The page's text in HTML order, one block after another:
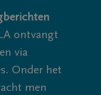
ontvangt
via
Onder het
men